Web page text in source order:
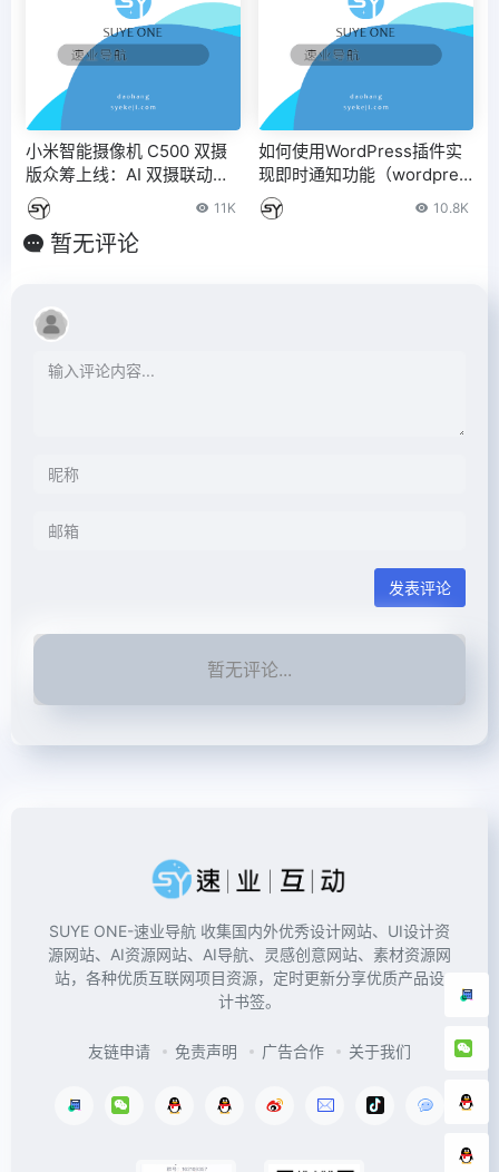
小米智能摄像机 C500 双摄
版众筹上线：AI 双摄联动，
众筹价 319 元
11K
如何使用WordPress插件实
现即时通知功能（wordpres
s app插件）
10.8K
暂无评论
发表评论
暂无评论...
SUYE ONE-速业导航 收集国内外优秀设计网站、UI设计资
源网站、AI资源网站、AI导航、灵感创意网站、素材资源网
站，各种优质互联网项目资源，定时更新分享优质产品设
计书签。
友链申请 免责声明 广告合作 关于我们